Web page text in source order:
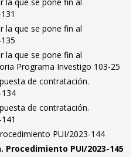
la que se pone fin al
la que se pone fin al
Programa Investigo 103-25
de contratación.
de contratación.
PUI/2023-144
PUI/2023-145